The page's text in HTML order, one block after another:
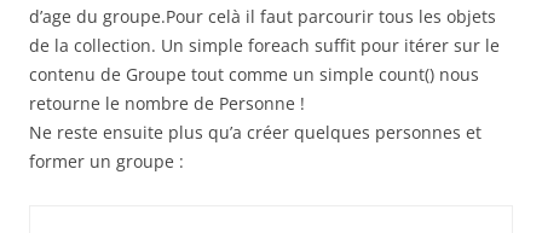
d’age du groupe.Pour celà il faut parcourir tous les objets
de la collection. Un simple foreach suffit pour itérer sur le
contenu de Groupe tout comme un simple count() nous
retourne le nombre de Personne !
Ne reste ensuite plus qu’a créer quelques personnes et
former un groupe :